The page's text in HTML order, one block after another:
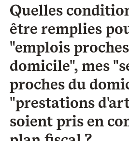
Quelles
être remplies
"emplois
domicile", mes
proches du
"prestations
soient pris en